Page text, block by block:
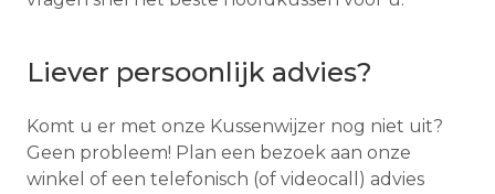
Liever persoonlijk advies?
Komt u er met onze Kussenwijzer nog niet uit?
Geen probleem! Plan een bezoek aan onze
winkel of een telefonisch (of videocall) advies